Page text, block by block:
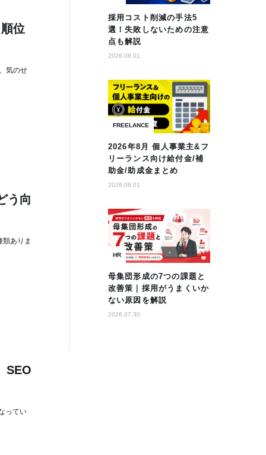
位
気のせ
う向
ありま
SEO
ってい
採用コスト削減の手法5
選！失敗しないための注意
点も解説
2026.08.01
FREELANCE
2026年8月 個人事業主&フ
リーランス向け給付金/補
助金/助成金まとめ
2026.08.01
HR
母集団形成の7つの課題と
改善策｜採用がうまくいか
ない原因を解説
2026.07.30